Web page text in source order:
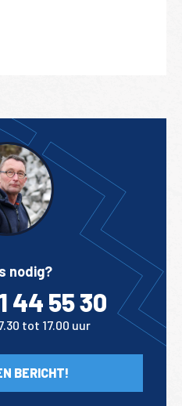
nodig?
44 55 30
tot 17.00 uur
BERICHT!